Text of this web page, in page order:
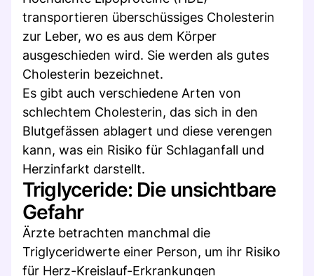
transportieren überschüssiges Cholesterin
zur Leber, wo es aus dem Körper
ausgeschieden wird. Sie werden als gutes
Cholesterin bezeichnet.
Es gibt auch verschiedene Arten von
schlechtem Cholesterin, das sich in den
Blutgefässen ablagert und diese verengen
kann, was ein Risiko für Schlaganfall und
Herzinfarkt darstellt.
Triglyceride: Die unsichtbare
Gefahr
Ärzte betrachten manchmal die
Triglyceridwerte einer Person, um ihr Risiko
für Herz-Kreislauf-Erkrankungen